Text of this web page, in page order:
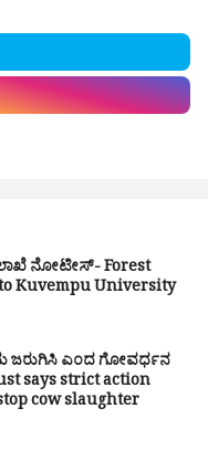
ನೋಟೀಸ್- Forest
Kuvempu University
ಜರುಗಿಸಿ ಎಂದ ಗೋವರ್ಧನ
says strict action
cow slaughter